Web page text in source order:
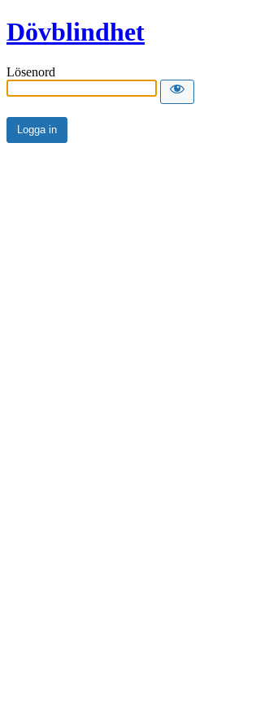
Dövblindhet
Lösenord